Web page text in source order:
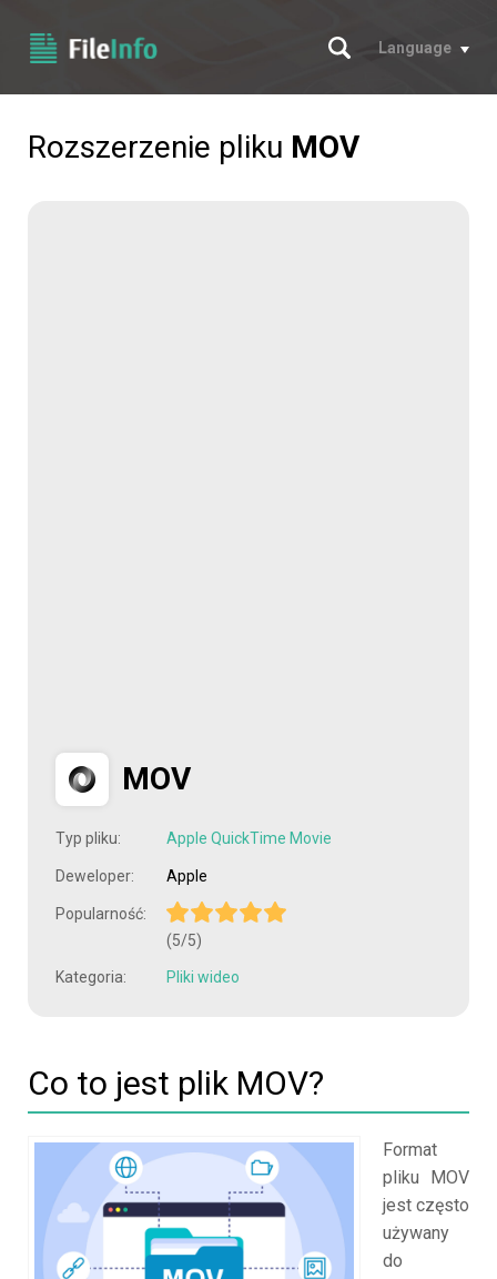
Szukaj
Language
Rozszerzenie pliku MOV
MOV
Typ pliku: Apple QuickTime Movie
Deweloper: Apple
Popularność:
(5/5)
Kategoria: Pliki wideo
Co to jest plik MOV?
Format
pliku MOV
jest często
używany
do